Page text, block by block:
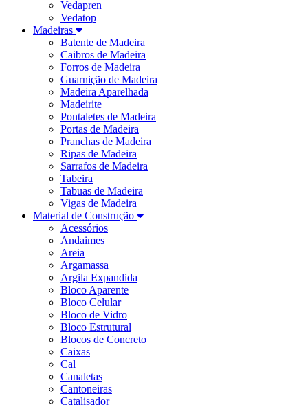
Vedapren
Vedatop
Madeiras
Batente de Madeira
Caibros de Madeira
Forros de Madeira
Guarnição de Madeira
Madeira Aparelhada
Madeirite
Pontaletes de Madeira
Portas de Madeira
Pranchas de Madeira
Ripas de Madeira
Sarrafos de Madeira
Tabeira
Tabuas de Madeira
Vigas de Madeira
Material de Construção
Acessórios
Andaimes
Areia
Argamassa
Argila Expandida
Bloco Aparente
Bloco Celular
Bloco de Vidro
Bloco Estrutural
Blocos de Concreto
Caixas
Cal
Canaletas
Cantoneiras
Catalisador